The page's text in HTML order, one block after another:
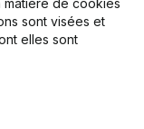
matière de cookies
sont visées et
elles sont